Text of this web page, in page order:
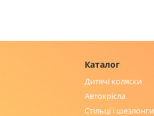
Каталог
Дитячі коляски
Автокрісла
Стільці і шезлонги